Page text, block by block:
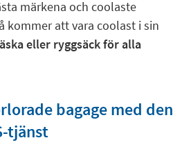
märkena och coolaste
kommer att vara coolast i sin
eller ryggsäck för alla
bagage med den
tjänst